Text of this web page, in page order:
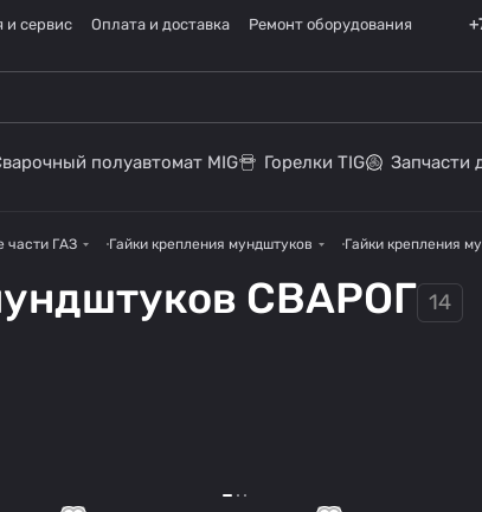
и сервис Оплата и доставка Ремонт оборудования
полуавтомат MIG Горелки TIG Запчасти
части ГАЗ Гайки крепления мундштуков Гайки крепления
СВАРОГ 14